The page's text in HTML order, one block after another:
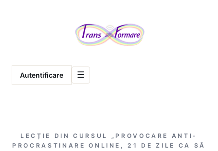
Autentificare ☰
LECȚIE DIN CURSUL „PROVOCARE ANTI-
PROCRASTINARE ONLINE, 21 DE ZILE CA SĂ